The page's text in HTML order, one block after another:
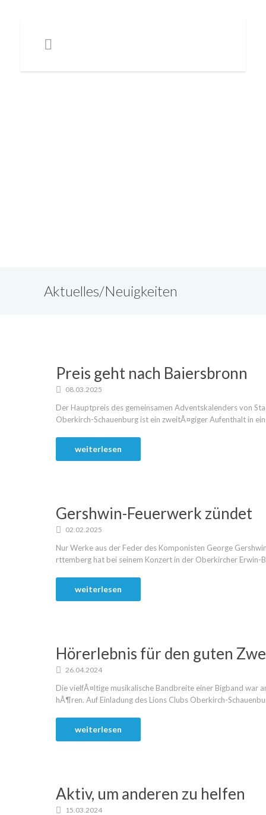
Aktuelles/Neuigkeiten
Preis geht nach Baiersbronn
08.03.2025
Der Hauptpreis des gemeinsamen Adventskalenders von
Oberkirch-Schauenburg ist ein zweitÃ¤giger Aufenthalt in
weiterlesen
Gershwin-Feuerwerk zündet
02.02.2025
Nur Werke aus der Feder des Komponisten George
rttemberg hat bei seinem Konzert in der Oberkircher Erwin-
weiterlesen
Hörerlebnis für den guten
26.04.2024
Die vielfÃ¤ltige musikalische Bandbreite einer Bigband war
hÃ¶ren. Auf Einladung des Lions Clubs Oberkirch-
weiterlesen
Aktiv, um anderen zu helfen
15.03.2024